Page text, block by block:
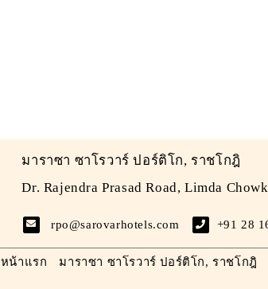
มาราซา ซาโรวาร์ ปอร์ติโก, ราชโกฎิ
Dr. Rajendra Prasad Road, Limda
rpo@sarovarhotels.com +91 28
หน้าแรก มาราซา ซาโรวาร์ ปอร์ติโก, ราชโกฎิ